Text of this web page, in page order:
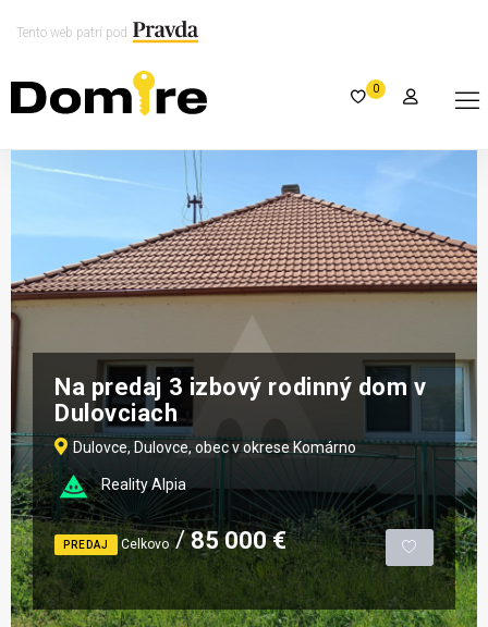
Tento web patrí pod
0
Na predaj 3 izbový rodinný dom v
Dulovciach
Dulovce, Dulovce, obec v okrese Komárno
Reality Alpia
PREDAJ Celkovo 85 000 €